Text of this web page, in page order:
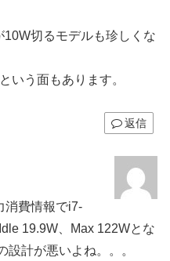
切るモデルも珍しくな
いう面もあります。
返信
消費情報でi7-
19.9W、Max 122Wとな
設計が悪いよね。。。